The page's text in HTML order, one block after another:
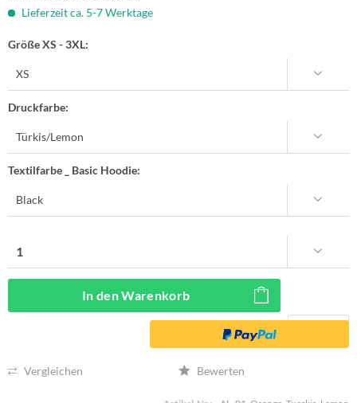
Lieferzeit ca. 5-7 Werktage
Größe XS - 3XL:
Druckfarbe:
Textilfarbe _ Basic Hoodie:
In denWarenkorb
Vergleichen Bewerten